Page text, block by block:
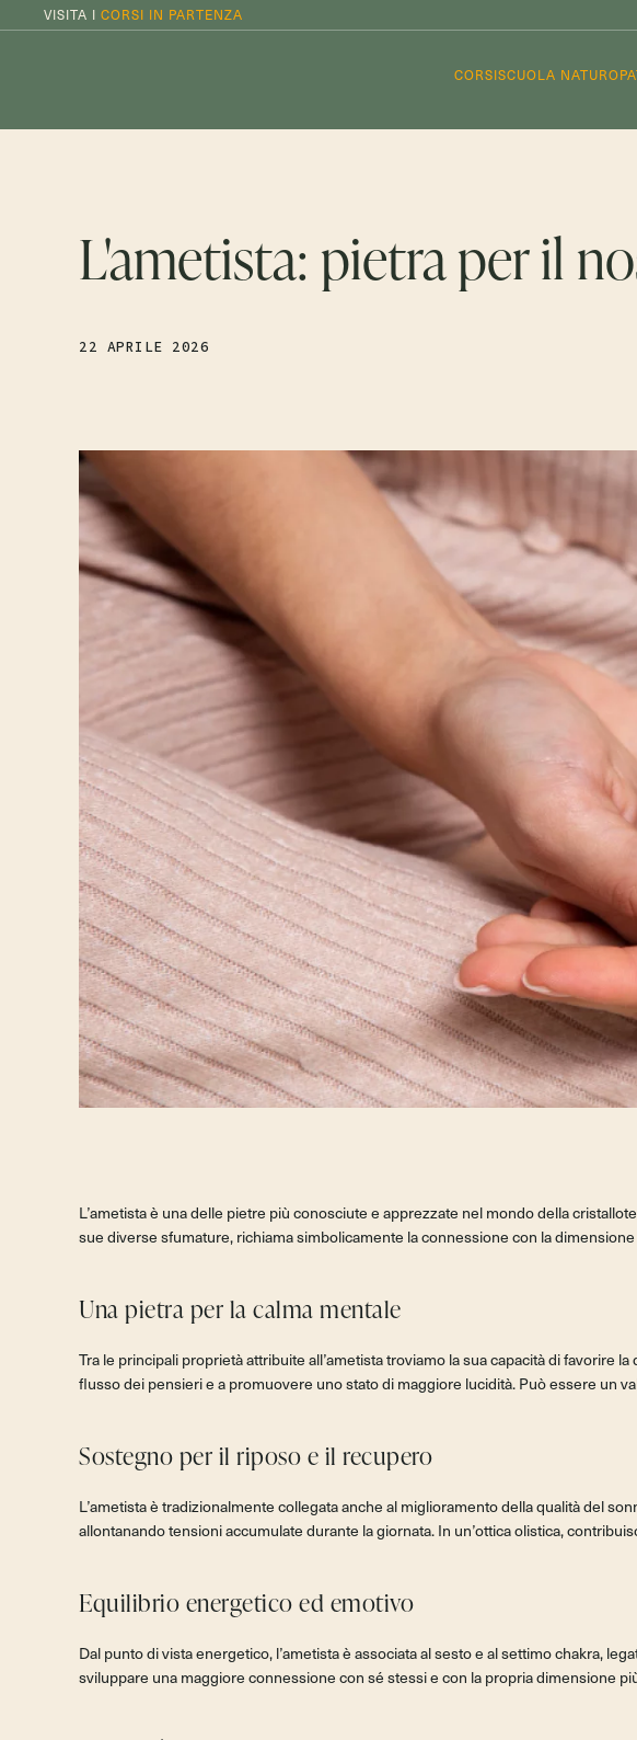
VISITA I CORSI IN PARTENZA
CORSISCUOLA
L'ametista: pietra per il
22 APRILE 2026
L’ametista è una delle pietre più conosciute e apprezzate nel mondo della
sue diverse sfumature, richiama simbolicamente la connessione con la
Una pietra per la calma mentale
Tra le principali proprietà attribuite all’ametista troviamo la sua capacità di
flusso dei pensieri e a promuovere uno stato di maggiore lucidità. Può essere un
Sostegno per il riposo e il recupero
L’ametista è tradizionalmente collegata anche al miglioramento della qualità del
allontanando tensioni accumulate durante la giornata. In un’ottica olistica,
Equilibrio energetico ed emotivo
Dal punto di vista energetico, l’ametista è associata al sesto e al settimo chakra,
sviluppare una maggiore connessione con sé stessi e con la propria dimensione